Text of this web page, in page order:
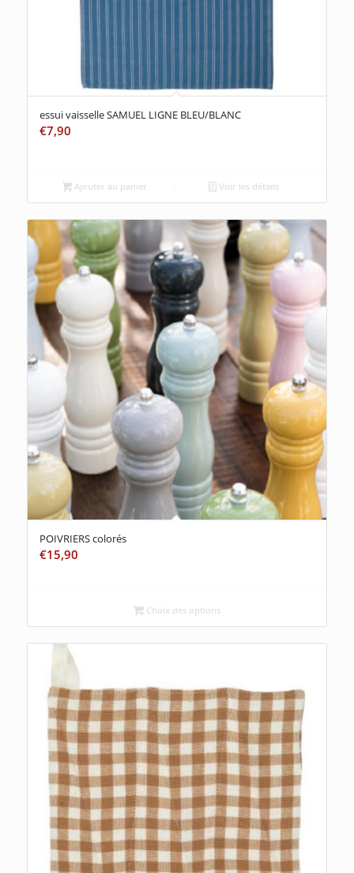
essui vaisselle SAMUEL LIGNE BLEU/BLANC
€7,90
Ajouter au panier Voir les détails
POIVRIERS colorés
€15,90
Choix des options